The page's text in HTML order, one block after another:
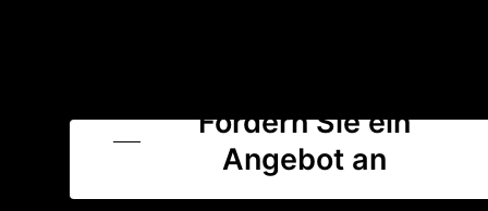
Fordern Sie ein
Angebot an